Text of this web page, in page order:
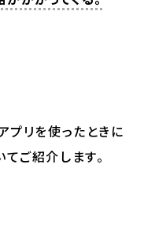
リを使ったときに
ご紹介します。